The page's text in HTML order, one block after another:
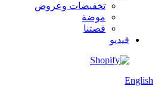
تخفيضات وعروض
موضة
قصتنا
فيديو
English